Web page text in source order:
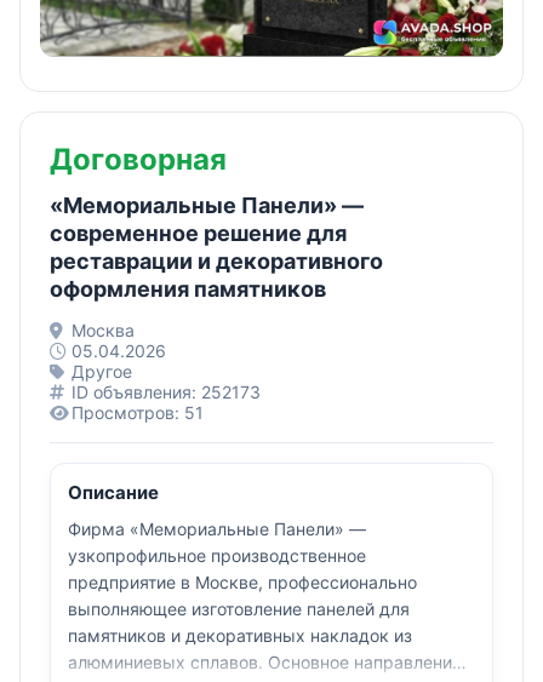
Договорная
«Мемориальные Панели» —
современное решение для
реставрации и декоративного
оформления памятников
Москва
05.04.2026
Другое
ID объявления: 252173
Просмотров: 51
Описание
Фирма «Мемориальные Панели» —
узкопрофильное производственное
предприятие в Москве, профессионально
выполняющее изготовление панелей для
памятников и декоративных накладок из
алюминиевых сплавов. Основное направление